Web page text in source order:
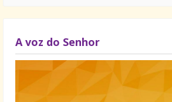
A voz do Senhor